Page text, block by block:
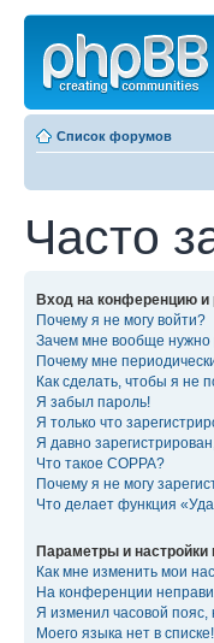
Список форумов
Часто
Вход на конференцию и
Почему я не могу войти?
Зачем мне вообще нужно
Почему мне
Как сделать, чтобы я не
Я забыл пароль!
Я только что
Я давно
Что такое COPPA?
Почему я не могу
Что делает функция
Параметры и настройки
Как мне изменить мои
На конференции
Я изменил часовой пояс,
Моего языка нет в списке!